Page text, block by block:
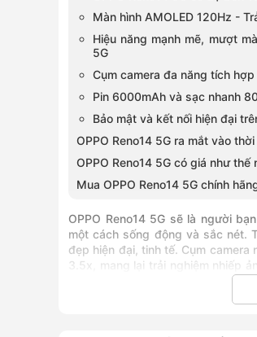
Màn hình AMOLED 120Hz -
Hiệu năng mạnh mẽ, mượt
5G
Cụm camera đa năng tích
Pin 6000mAh và sạc nhanh
Bảo mật và kết nối hiện đại
OPPO Reno14 5G ra mắt vào
OPPO Reno14 5G có giá như thế
Mua OPPO Reno14 5G chính
OPPO Reno14 5G sẽ là người
một cách sống động và sắc nét.
đẹp hiện đại, tinh tế. Cụm
3.5x, mang lại trải nghiệm nhiếp
số quét cao hiển thị hình ảnh sắc
nhanh giúp bạn thoải mái sử